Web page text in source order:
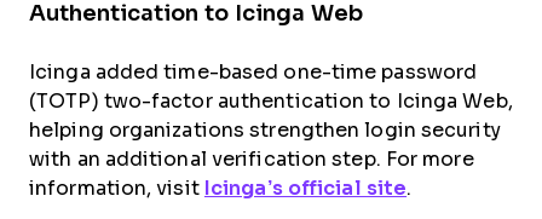
Authentication to Icinga Web
Icinga added time-based one-time password
(TOTP) two-factor authentication to Icinga Web,
helping organizations strengthen login security
with an additional verification step. For more
information, visit Icinga’s official site.